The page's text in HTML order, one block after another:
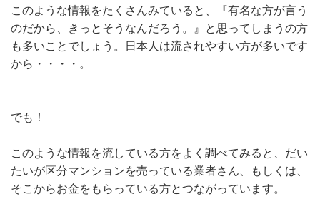
このような情報をたくさんみていると、『有名な方が言う
のだから、きっとそうなんだろう。』と思ってしまうの方
も多いことでしょう。日本人は流されやすい方が多いです
から・・・・。
でも！
このような情報を流している方をよく調べてみると、だい
たいが区分マンションを売っている業者さん、もしくは、
そこからお金をもらっている方とつながっています。